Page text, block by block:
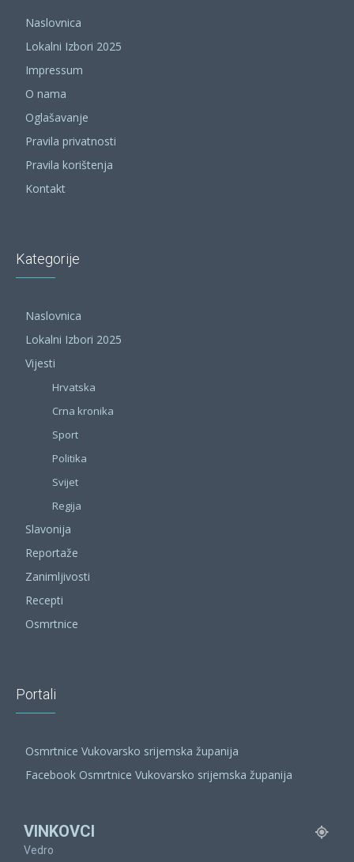
Naslovnica
Lokalni Izbori 2025
Impressum
O nama
Oglašavanje
Pravila privatnosti
Pravila korištenja
Kontakt
Kategorije
Naslovnica
Lokalni Izbori 2025
Vijesti
Hrvatska
Crna kronika
Sport
Politika
Svijet
Regija
Slavonija
Reportaže
Zanimljivosti
Recepti
Osmrtnice
Portali
Osmrtnice Vukovarsko srijemska županija
Facebook Osmrtnice Vukovarsko srijemska županija
VINKOVCI
Vedro